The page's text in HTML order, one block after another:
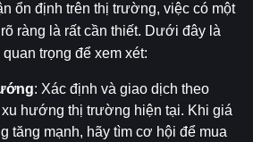
ổn định trên thị trường, việc có một
ràng là rất cần thiết. Dưới đây là
trọng để xem xét:
: Xác định và giao dịch theo
hướng thị trường hiện tại. Khi giá
tăng mạnh, hãy tìm cơ hội để mua